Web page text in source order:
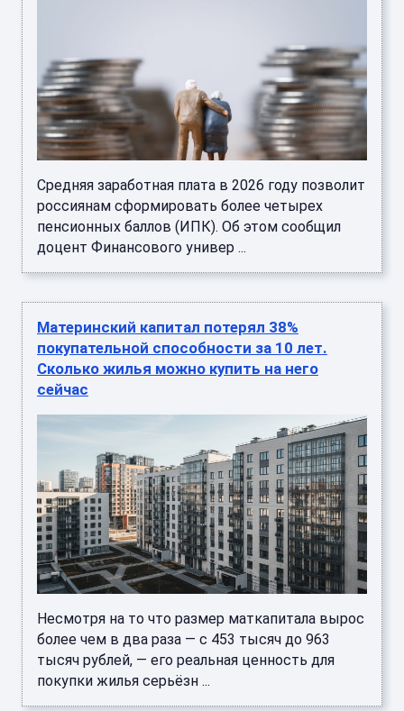
Средняя заработная плата в 2026 году позволит
россиянам сформировать более четырех
пенсионных баллов (ИПК). Об этом сообщил
доцент Финансового универ ...
Материнский капитал потерял 38%
покупательной способности за 10 лет.
Сколько жилья можно купить на него
сейчас
Несмотря на то что размер маткапитала вырос
более чем в два раза — с 453 тысяч до 963
тысяч рублей, — его реальная ценность для
покупки жилья серьёзн ...